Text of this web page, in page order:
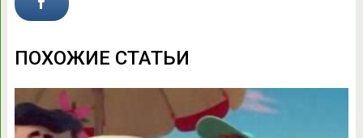
ПОХОЖИЕ СТАТЬИ